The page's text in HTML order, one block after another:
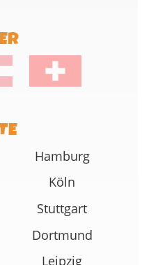
Hamburg
Köln
Stuttgart
Dortmund
Leipzig